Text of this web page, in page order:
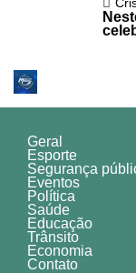
Geral
Esporte
Segurança
Eventos
Política
Saúde
Educação
Trânsito
Economia
Contato